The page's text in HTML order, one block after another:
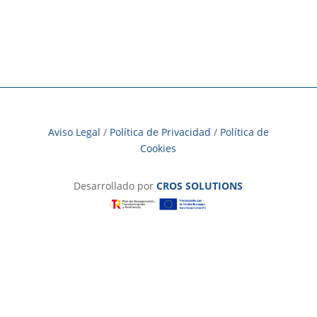
Aviso Legal / Política de Privacidad / Política de
Cookies
Desarrollado porCROS SOLUTIONS